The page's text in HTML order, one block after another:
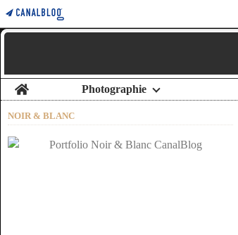
Home Photographie
NOIR & BLANC